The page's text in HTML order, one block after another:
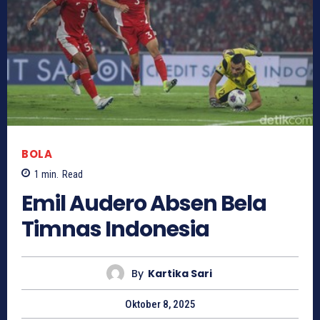
BOLA
1 min. Read
Emil Audero Absen Bela
Timnas Indonesia
By Kartika Sari
Oktober 8, 2025